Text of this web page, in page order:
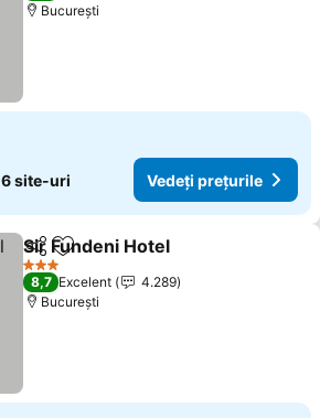
București
6 site-uri Vedeți prețurile
DistribuițiAdăugaţi la favorite
Sir Fundeni Hotel
3 Stele
8,7 Excelent
4.289
București